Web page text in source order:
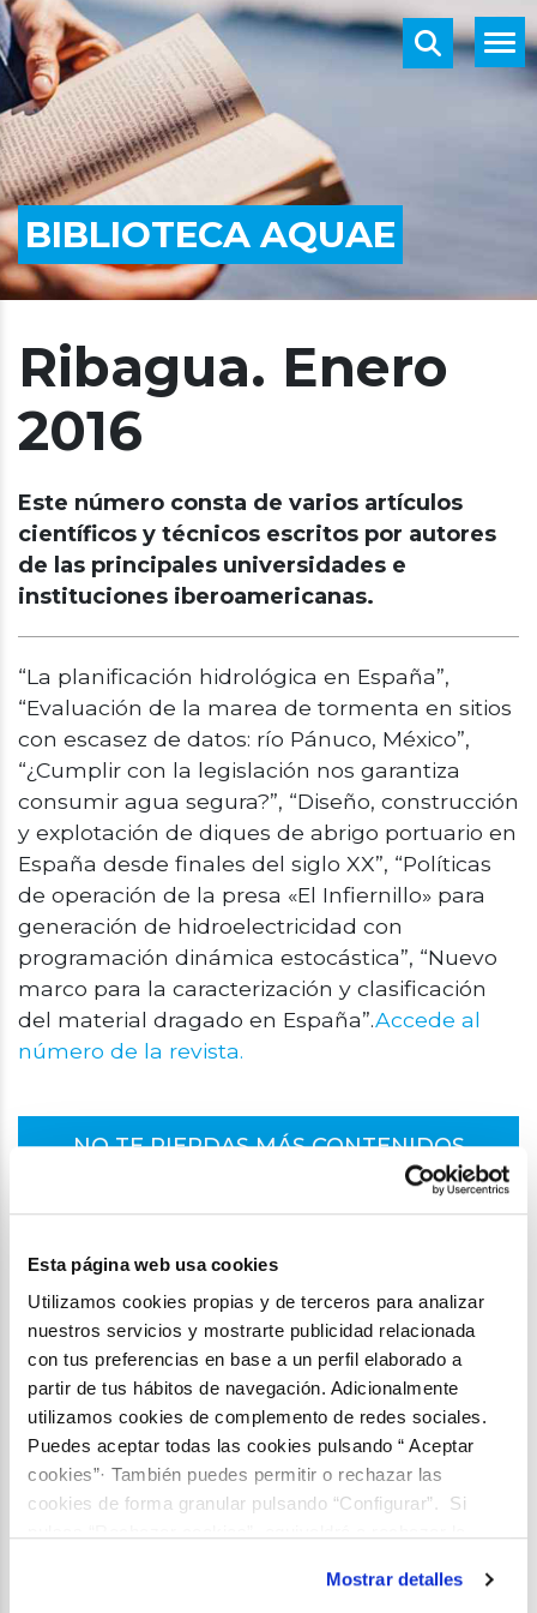
Esta página web usa cookies
Utilizamos cookies propias y de terceros para analizar
nuestros servicios y mostrarte publicidad relacionada
con tus preferencias en base a un perfil elaborado a
partir de tus hábitos de navegación. Adicionalmente
utilizamos cookies de complemento de redes sociales.
Puedes aceptar todas las cookies pulsando “ Aceptar
cookies”· También puedes permitir o rechazar las
cookies de forma granular pulsando “Configurar”. Si
son indispensables para que el sitio web funcione y que
Mostrar detalles
BIBLIOTECA AQUAE
Ribagua. Enero
2016
Este número consta de varios artículos
científicos y técnicos escritos por autores
de las principales universidades e
instituciones iberoamericanas.
“La planificación hidrológica en España”,
“Evaluación de la marea de tormenta en sitios
con escasez de datos: río Pánuco, México”,
“¿Cumplir con la legislación nos garantiza
consumir agua segura?”, “Diseño, construcción
y explotación de diques de abrigo portuario en
España desde finales del siglo XX”, “Políticas
de operación de la presa «El Infiernillo» para
generación de hidroelectricidad con
programación dinámica estocástica”, “Nuevo
marco para la caracterización y clasificación
del material dragado en España”.Accede al
número de la revista.
NO TE PIERDAS MÁS CONTENIDOS
Facebook
X LinkedIn
WhatsApp
Email
CONTENIDO RELACIONADO
Biblioteca Aquae
Granta #5 – Por espejo
oscuramente